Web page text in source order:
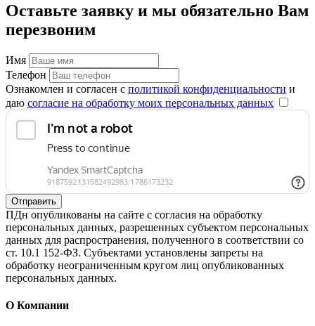
Оставьте заявку и мы обязательно Вам
перезвоним
Имя
Телефон
Ознакомлен и согласен с политикой конфиденциальности и
даю согласие на обработку моих персональных данных
Отправить
ПДн опубликованы на сайте с согласия на обработку
персональных данных, разрешенных субъектом персональных
данных для распространения, полученного в соответствии со
ст. 10.1 152-ФЗ. Субъектами установлены запреты на
обработку неограниченным кругом лиц опубликованных
персональных данных.
О Компании